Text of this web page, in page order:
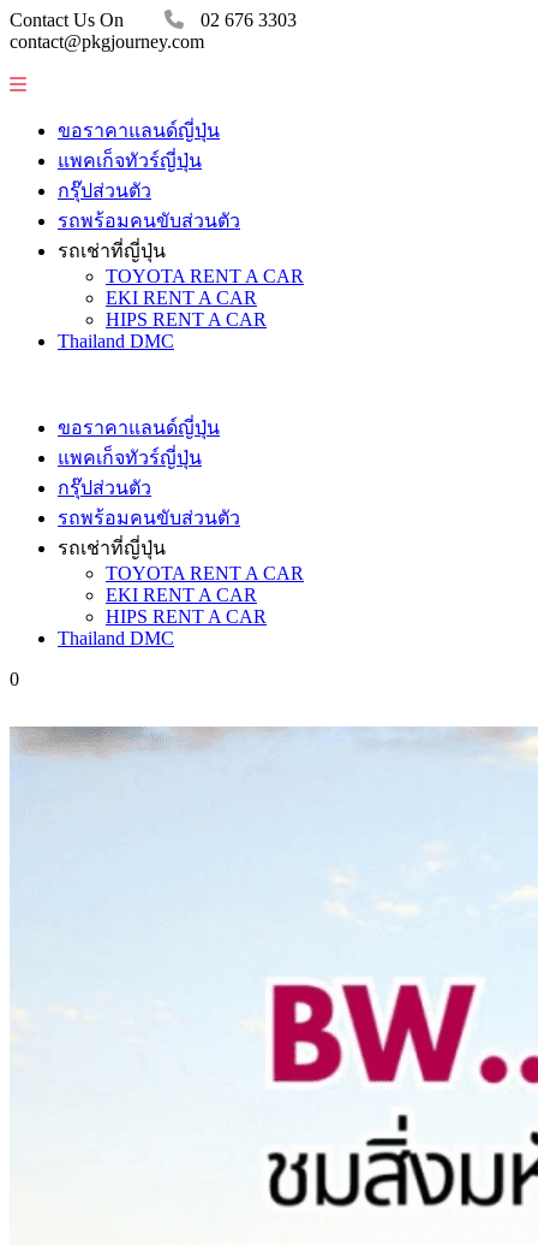
Contact Us On
02 676 3303
contact@pkgjourney.com
ขอราคาแลนด์ญี่ปุ่น
แพคเก็จทัวร์ญี่ปุ่น
กรุ๊ปส่วนตัว
รถพร้อมคนขับส่วนตัว
รถเช่าที่ญี่ปุ่น
TOYOTA RENT A CAR
EKI RENT A CAR
HIPS RENT A CAR
Thailand DMC
ขอราคาแลนด์ญี่ปุ่น
แพคเก็จทัวร์ญี่ปุ่น
กรุ๊ปส่วนตัว
รถพร้อมคนขับส่วนตัว
รถเช่าที่ญี่ปุ่น
TOYOTA RENT A CAR
EKI RENT A CAR
HIPS RENT A CAR
Thailand DMC
0